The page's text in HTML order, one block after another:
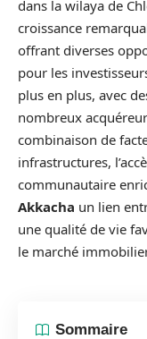
dans la wilaya de
croissance
offrant diverses
pour les
plus en plus, avec
nombreux
combinaison de
infrastructures,
communautaire
Akkacha un lien
une qualité de vie
le marché
Sommaire